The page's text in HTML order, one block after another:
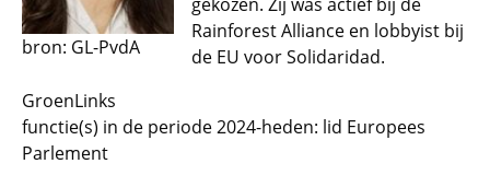
bron: GL-PvdA
Rainforest Alliance en lobbyist bij
de EU voor Solidaridad.
GroenLinks
functie(s) in de periode 2024-heden: lid Europees
Parlement